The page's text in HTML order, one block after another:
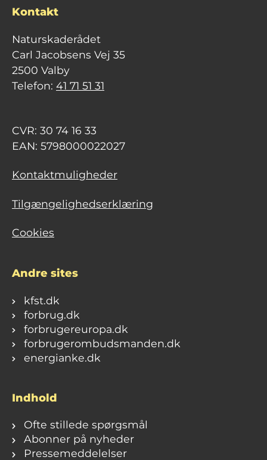
Kontakt
Naturskaderådet
Carl Jacobsens Vej 35
2500 Valby
Telefon: 41 71 51 31
CVR: 30 74 16 33
EAN: 5798000022027
Kontaktmuligheder
Tilgængelighedserklæring
Cookies
Andre sites
kfst.dk
forbrug.dk
forbrugereuropa.dk
forbrugerombudsmanden.dk
energianke.dk
Indhold
Ofte stillede spørgsmål
Abonner på nyheder
Pressemeddelelser